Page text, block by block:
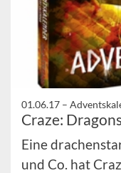
01.06.17 –
Craze:
Eine
und Co. hat